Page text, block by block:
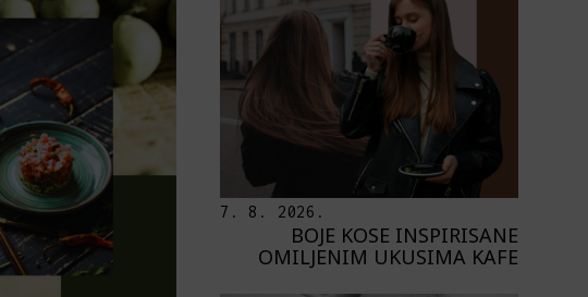
7. 8. 2026.
BOJE KOSE INSPIRISANE
OMILJENIM UKUSIMA KAFE